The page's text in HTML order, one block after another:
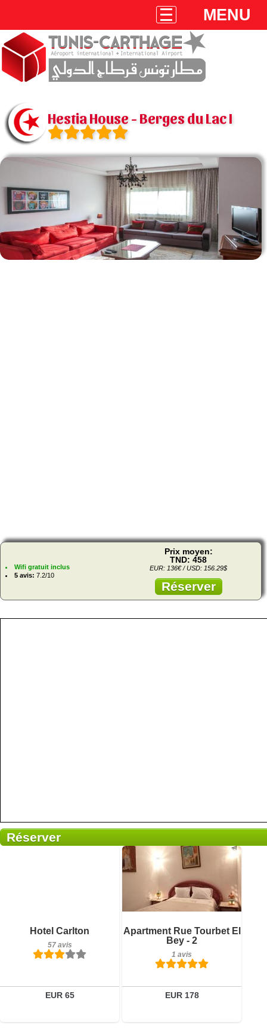
MENU
Hestia House - Berges du Lac I
Wifi gratuit inclus
5 avis: 7.2/10
Prix moyen:
TND: 458
EUR: 136€ / USD: 156.29$
Réserver
Réserver
Hotel Carlton
57 avis
EUR 65
Réserver
Apartment Rue Tourbet El
Bey - 2
1 avis
EUR 178
1 avis
Détails
Réserver